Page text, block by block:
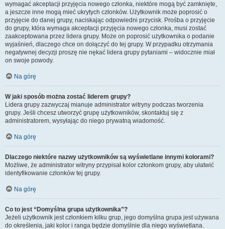
wymagać akceptacji przyjęcia nowego członka, niektóre mogą być zamknięte,
a jeszcze inne mogą mieć ukrytych członków. Użytkownik może poprosić o
przyjęcie do danej grupy, naciskając odpowiedni przycisk. Prośba o przyjęcie
do grupy, która wymaga akceptacji przyjęcia nowego członka, musi zostać
zaakceptowana przez lidera grupy. Może on poprosić użytkownika o podanie
wyjaśnień, dlaczego chce on dołączyć do tej grupy. W przypadku otrzymania
negatywnej decyzji proszę nie nękać lidera grupy pytaniami – widocznie miał
on swoje powody.
Na górę
W jaki sposób można zostać liderem grupy?
Lidera grupy zazwyczaj mianuje administrator witryny podczas tworzenia
grupy. Jeśli chcesz utworzyć grupę użytkowników, skontaktuj się z
administratorem, wysyłając do niego prywatną wiadomość.
Na górę
Dlaczego niektóre nazwy użytkowników są wyświetlane innymi kolorami?
Możliwe, że administrator witryny przypisał kolor członkom grupy, aby ułatwić
identyfikowanie członków tej grupy.
Na górę
Co to jest “Domyślna grupa użytkownika”?
Jeżeli użytkownik jest członkiem kilku grup, jego domyślna grupa jest używana
do określenia, jaki kolor i ranga będzie domyślnie dla niego wyświetlana.